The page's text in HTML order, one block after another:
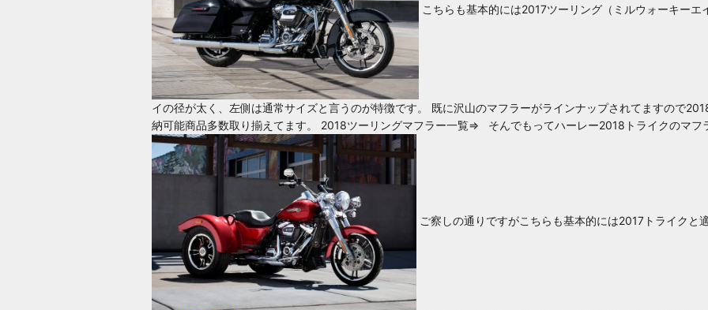
こちらも基本的には2017ツーリング（ミルウォーキー
イの径が太く、左側は通常サイズと言うのが特徴です。 既に沢山のマフラーがラインナップされてますので
納可能商品多数取り揃えてます。 2018ツーリングマフラー一覧⇒ そんでもってハーレー2018トライクのマフ
ご察しの通りですがこちらも基本的には2017トライクと